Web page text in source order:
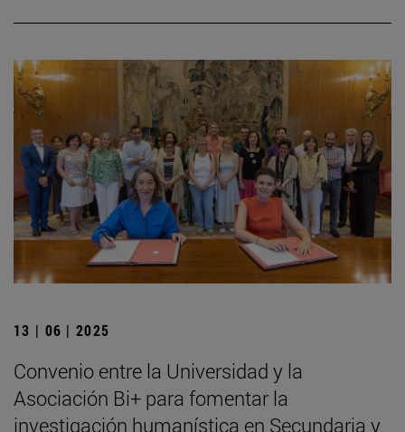
13 | 06 | 2025
Convenio entre la Universidad y la
Asociación Bi+ para fomentar la
investigación humanística en Secundaria y